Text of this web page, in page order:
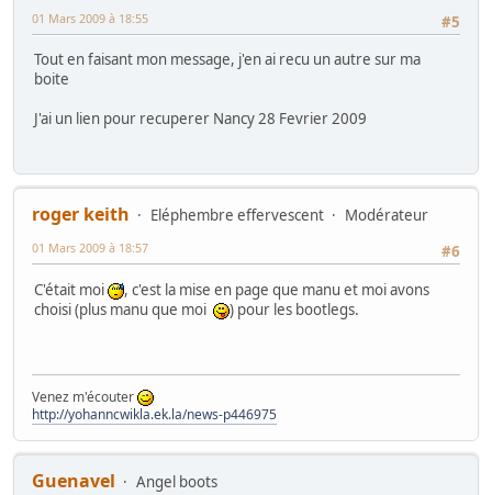
#5
01 Mars 2009 à 18:55
Tout en faisant mon message, j'en ai recu un autre sur ma
boite
J'ai un lien pour recuperer Nancy 28 Fevrier 2009
roger keith Eléphembre effervescent
Modérateur
#6
01 Mars 2009 à 18:57
C'était moi
, c'est la mise en page que manu et moi avons
choisi (plus manu que moi
) pour les bootlegs.
Venez m'écouter
http://yohanncwikla.ek.la/news-p446975
Guenavel
Angel boots